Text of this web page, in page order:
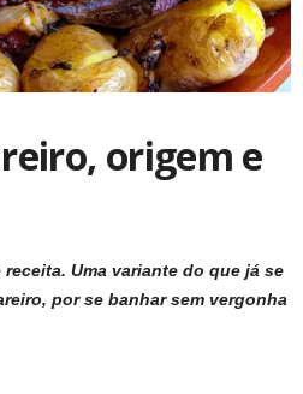
origem e
Uma variante do que já se
por se banhar sem vergonha